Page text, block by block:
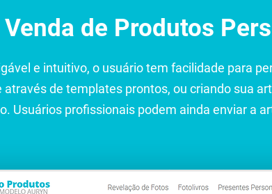
de Produtos
e intuitivo, o usuário tem facilidade para
através de templates prontos, ou criando sua
Usuários profissionais podem ainda enviar a